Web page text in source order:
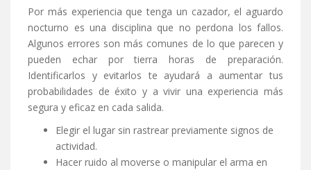
Por más experiencia que tenga un cazador, el aguardo
nocturno es una disciplina que no perdona los fallos.
Algunos errores son más comunes de lo que parecen y
pueden echar por tierra horas de preparación.
Identificarlos y evitarlos te ayudará a aumentar tus
probabilidades de éxito y a vivir una experiencia más
segura y eficaz en cada salida.
Elegir el lugar sin rastrear previamente signos de
actividad.
Hacer ruido al moverse o manipular el arma en